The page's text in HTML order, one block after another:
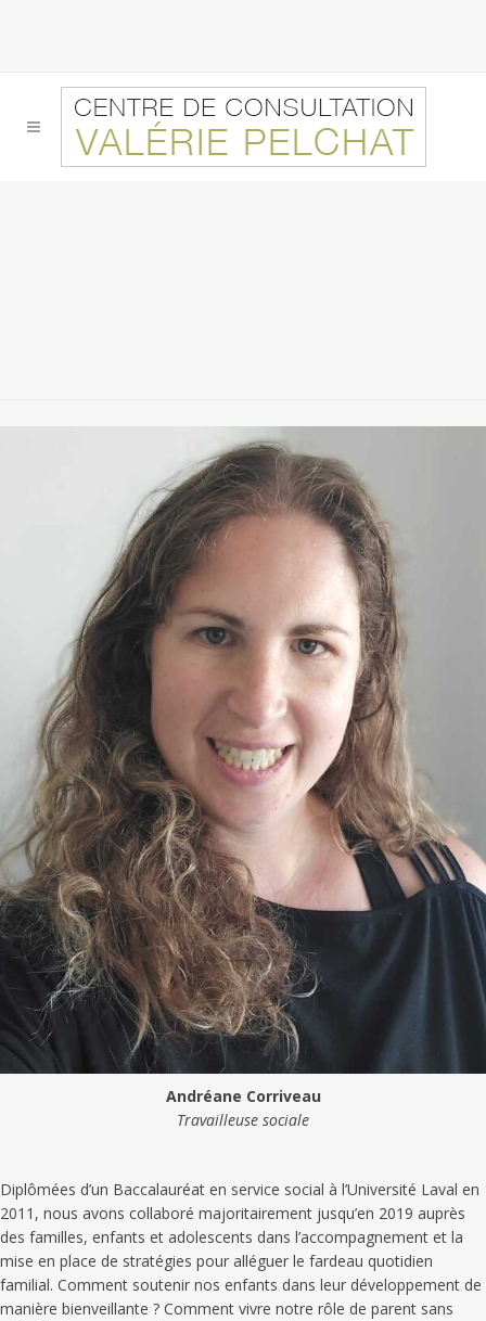
Andréane Corriveau
Travailleuse sociale
Diplômées d’un Baccalauréat en service social à l’Université Laval en
2011, nous avons collaboré majoritairement jusqu’en 2019 auprès
des familles, enfants et adolescents dans l’accompagnement et la
mise en place de stratégies pour alléguer le fardeau quotidien
familial. Comment soutenir nos enfants dans leur développement de
manière bienveillante ? Comment vivre notre rôle de parent sans